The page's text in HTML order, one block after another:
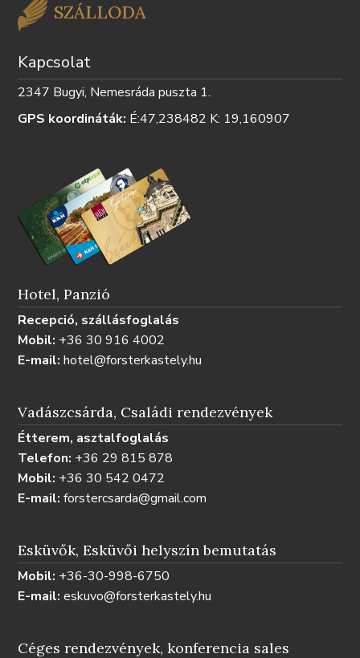
SZÁLLODA
Kapcsolat
2347 Bugyi, Nemesráda puszta 1.
GPS koordináták: É:47,238482 K: 19,160907
Hotel, Panzió
Recepció, szállásfoglalás
Mobil: +36 30 916 4002
E-mail: hotel@forsterkastely.hu
Vadászcsárda, Családi rendezvények
Étterem, asztalfoglalás
Telefon: +36 29 815 878
Mobil: +36 30 542 0472
E-mail: forstercsarda@gmail.com
Esküvők, Esküvői helyszín bemutatás
Mobil: +36-30-998-6750
E-mail: eskuvo@forsterkastely.hu
Céges rendezvények, konferencia sales